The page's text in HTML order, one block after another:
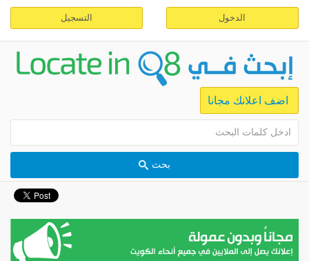
الدخول التسجيل
اضف اعلانك مجانا
بحث